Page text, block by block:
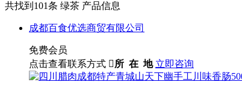
共找到 101条 绿茶 产品信息
成都百食优选商贸有限公司
免费会员
点击查看联系方式 所 在 地 立即咨询